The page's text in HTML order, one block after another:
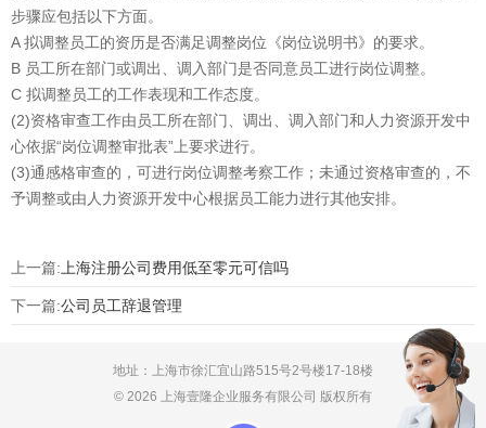
步骤应包括以下方面。
A 拟调整员工的资历是否满足调整岗位《岗位说明书》的要求。
B 员工所在部门或调出、调入部门是否同意员工进行岗位调整。
C 拟调整员工的工作表现和工作态度。
(2)资格审查工作由员工所在部门、调出、调入部门和人力资源开发中
心依据“岗位调整审批表”上要求进行。
(3)通感格审查的，可进行岗位调整考察工作；未通过资格审查的，不
予调整或由人力资源开发中心根据员工能力进行其他安排。
上一篇: 上海注册公司费用低至零元可信吗
下一篇:公司员工辞退管理
地址：上海市徐汇宜山路515号2号楼17-18楼
© 2026 上海壹隆企业服务有限公司 版权所有